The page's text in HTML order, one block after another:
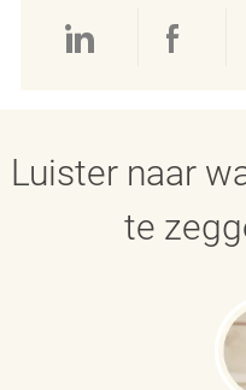
Delen via
Luister naar
te